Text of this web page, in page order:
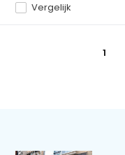
Vergelijk
1